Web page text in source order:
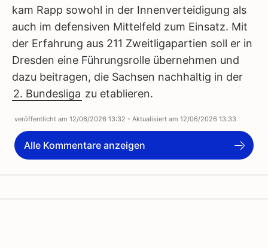
kam Rapp sowohl in der Innenverteidigung als
auch im defensiven Mittelfeld zum Einsatz. Mit
der Erfahrung aus 211 Zweitligapartien soll er in
Dresden eine Führungsrolle übernehmen und
dazu beitragen, die Sachsen nachhaltig in der
2. Bundesliga zu etablieren.
veröffentlicht am 12/06/2026 13:32 - Aktualisiert am 12/06/2026 13:33
Alle Kommentare anzeigen